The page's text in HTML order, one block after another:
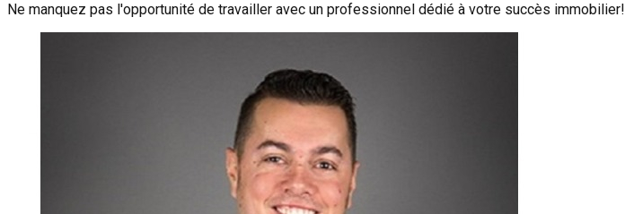
Ne manquez pas l'opportunité de travailler avec un professionnel dédié à votre succès immobilier!